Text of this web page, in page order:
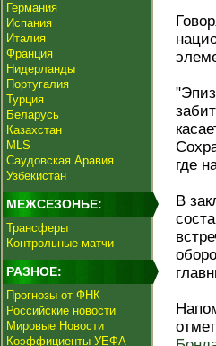
Германия
Испания
Италия
Франция
Нидерланды
Португалия
Турция
Беларусь
Казахстан
MLS
Саудовская Аравия
Узбекистан
МЕЖСЕЗОНЬЕ:
Трансферы
Контрольные матчи
РАЗНОЕ:
Прогнозы от ФНК
Российские новости
Мировые Новости
Коэффициенты УЕФА
где
В